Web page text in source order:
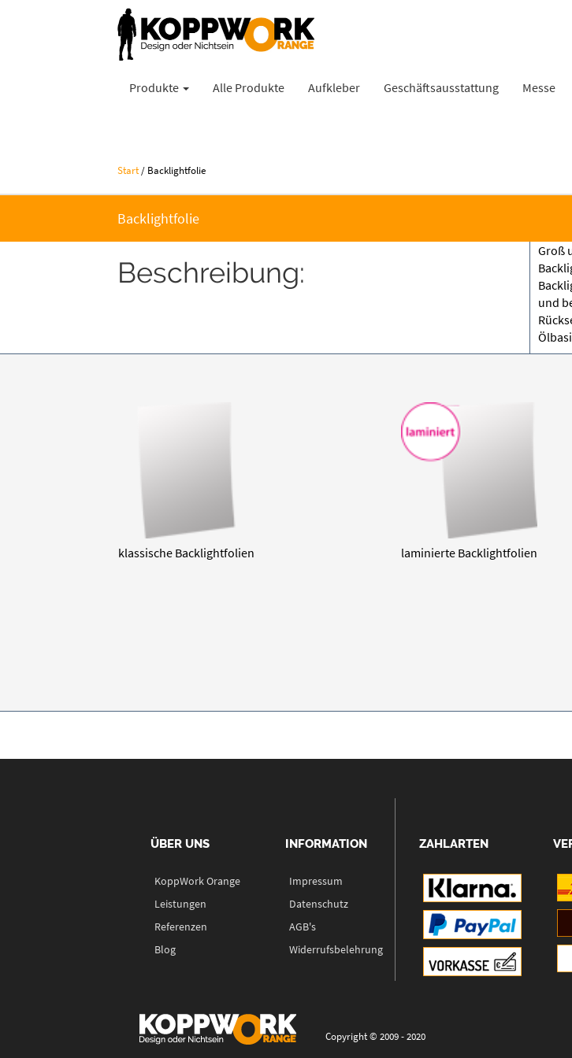
Produkte Alle Produkte Aufkleber Geschäftsausstattung Messe
Start/ Backlightfolie
Backlightfolie
Beschreibung:
Groß
und
klassische Backlightfolien laminierte Backlightfolien
ÜBER UNS
KoppWork Orange
Leistungen
Referenzen
Blog
INFORMATION
Impressum
Datenschutz
AGB's
Widerrufsbelehrung
ZAHLARTEN
Copyright © 2009 - 2020